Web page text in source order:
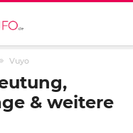
Vuyo
& weitere